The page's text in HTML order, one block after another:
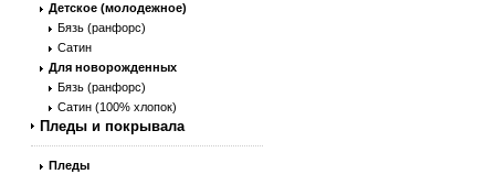
Детское (молодежное)
Бязь (ранфорс)
Сатин
Для новорожденных
Бязь (ранфорс)
Сатин (100% хлопок)
Пледы и покрывала
Пледы